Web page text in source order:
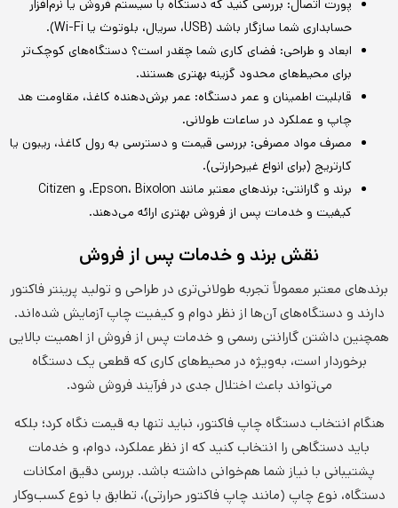
پورت اتصال: بررسی کنید که دستگاه با سیستم فروش یا نرم‌افزار
حسابداری شما سازگار باشد (USB، سریال، بلوتوث یا Wi-Fi).
ابعاد و طراحی: فضای کاری شما چقدر است؟ دستگاه‌های کوچک‌تر
برای محیط‌های محدود گزینه بهتری هستند.
قابلیت اطمینان و عمر دستگاه: عمر برش‌دهنده کاغذ، مقاومت هد
چاپ و عملکرد در ساعات طولانی.
مصرف مواد مصرفی: بررسی قیمت و دسترسی به رول کاغذ، ریبون یا
کارتریج (برای انواع غیرحرارتی).
برند و گارانتی: برندهای معتبر مانند Epson، Bixolon، و Citizen
کیفیت و خدمات پس از فروش بهتری ارائه می‌دهند.
نقش برند و خدمات پس از فروش
برندهای معتبر معمولاً تجربه طولانی‌تری در طراحی و تولید پرینتر فاکتور
دارند و دستگاه‌های آن‌ها از نظر دوام و کیفیت چاپ آزمایش شده‌اند.
همچنین داشتن گارانتی رسمی و خدمات پس از فروش از اهمیت بالایی
برخوردار است، به‌ویژه در محیط‌های کاری که قطعی یک دستگاه
می‌تواند باعث اختلال جدی در فرآیند فروش شود.
هنگام انتخاب دستگاه چاپ فاکتور، نباید تنها به قیمت نگاه کرد؛ بلکه
باید دستگاهی را انتخاب کنید که از نظر عملکرد، دوام، و خدمات
پشتیبانی با نیاز شما هم‌خوانی داشته باشد. بررسی دقیق امکانات
دستگاه، نوع چاپ (مانند چاپ فاکتور حرارتی)، تطابق با نوع کسب‌وکار